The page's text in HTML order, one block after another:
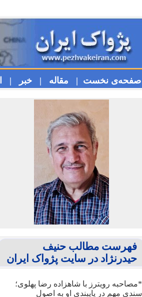
صفحه‌ی نخست | مقاله | خبر |
فهرست مطالب حنیف
حیدرنژاد در سایت پژواک ایران
*مصاحبه رویترز با شاهزاده رضا پهلوی؛
سندی مهم در پایبندی او به اصول